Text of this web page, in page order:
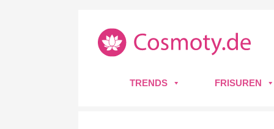
TRENDS FRISUREN